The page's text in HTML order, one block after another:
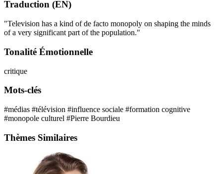
Traduction (EN)
"Television has a kind of de facto monopoly on shaping the minds
of a very significant part of the population."
Tonalité Émotionnelle
critique
Mots-clés
#médias #télévision #influence sociale #formation cognitive
#monopole culturel #Pierre Bourdieu
Thèmes Similaires